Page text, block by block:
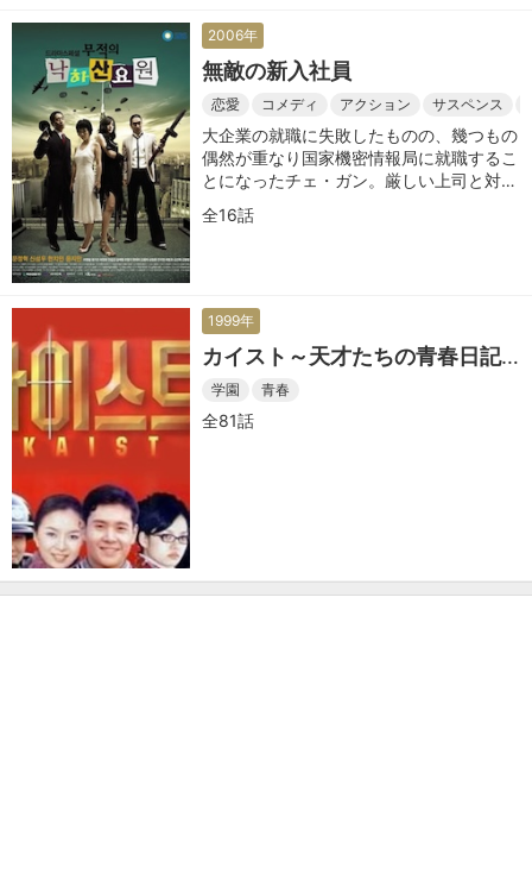
2006年
無敵の新入社員
恋愛 コメディ アクション サスペンス
大企業の就職に失敗したものの、幾つもの
偶然が重なり国家機密情報局に就職するこ
とになったチェ・ガン。厳しい上司と対立
しながら、企業スパイアリスの正体を突き
止めるべく奮闘する姿を描いたドラマ
全16話
1999年
カイスト～天才たちの青春日記
～
学園 青春
全81話